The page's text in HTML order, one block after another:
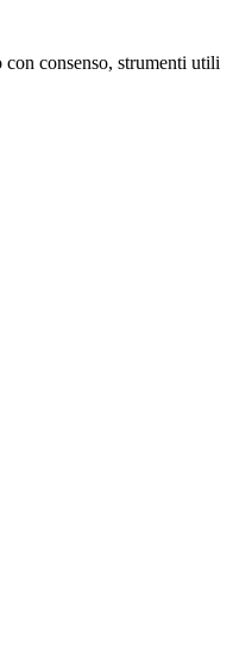
consenso, strumenti utili